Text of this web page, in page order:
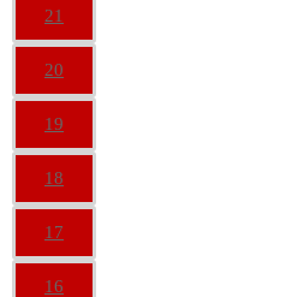
21
20
19
18
17
16